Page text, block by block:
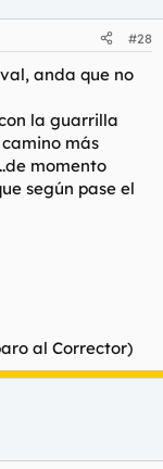
#28
anda que no
la guarrilla
más
momento
según pase el
al Corrector)